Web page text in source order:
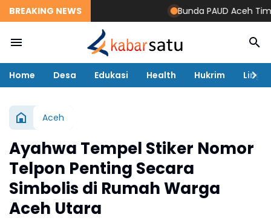
BREAKING NEWS Bunda PAUD Aceh Timur
Home Desa Edukasi Health Hukrim
Aceh
Ayahwa Tempel Stiker Nomor
Telpon Penting Secara
Simbolis di Rumah Warga
Aceh Utara